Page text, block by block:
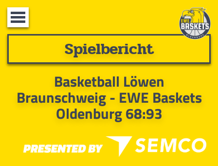
Toggle
navigation
Spielbericht
Basketball Löwen
Braunschweig - EWE Baskets
Oldenburg 68:93